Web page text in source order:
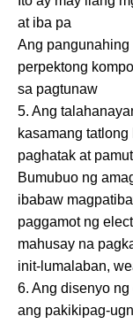
at iba pa
Ang
perpektong
sa pagtunaw
5. Ang
kasamang
paghatak at
Bumubuo ng
ibabaw
paggamot ng
mahusay na
init-lumalaban,
6. Ang disenyo
ang pakikipag-